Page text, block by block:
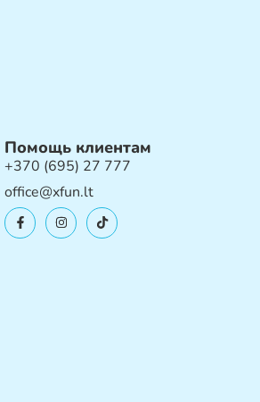
Помощь клиентам
+370 (695) 27 777
office@xfun.lt